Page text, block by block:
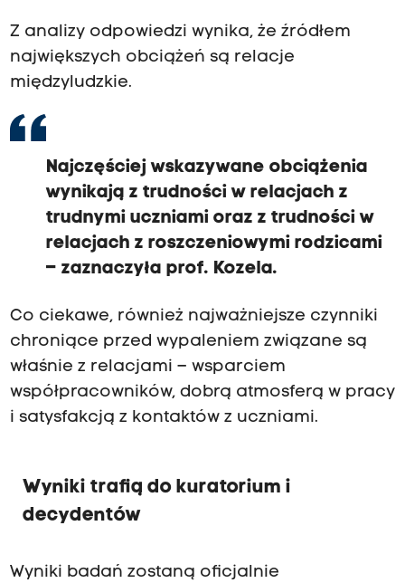
Z analizy odpowiedzi wynika, że źródłem
największych obciążeń są relacje
międzyludzkie.
Najczęściej wskazywane obciążenia
wynikają z trudności w relacjach z
trudnymi uczniami oraz z trudności w
relacjach z roszczeniowymi rodzicami
– zaznaczyła prof. Kozela.
Co ciekawe, również najważniejsze czynniki
chroniące przed wypaleniem związane są
właśnie z relacjami – wsparciem
współpracowników, dobrą atmosferą w pracy
i satysfakcją z kontaktów z uczniami.
Wyniki trafią do kuratorium i
decydentów
Wyniki badań zostaną oficjalnie